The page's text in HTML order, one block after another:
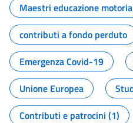
Maestri educazione motoria
contributi a fondo perduto
Emergenza Covid-19
Unione Europea
Contributi e patrocini (1)